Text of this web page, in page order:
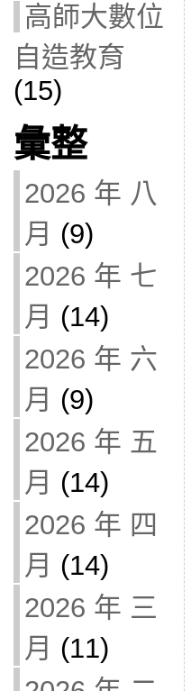
高師大數位
自造教育
(15)
彙整
2026 年 八
月 (9)
2026 年 七
月 (14)
2026 年 六
月 (9)
2026 年 五
月 (14)
2026 年 四
月 (14)
2026 年 三
月 (11)